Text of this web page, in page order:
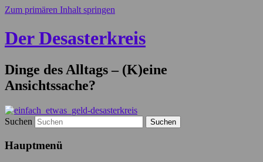
Zum primären Inhalt springen
Der Desasterkreis
Dinge des Alltags – (K)eine
Ansichtssache?
Suchen
Hauptmenü